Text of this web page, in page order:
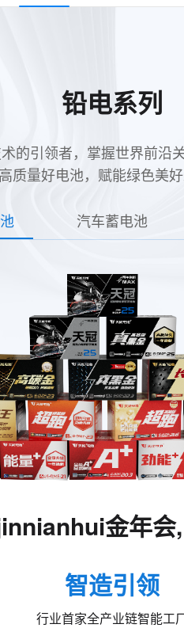
铅电系列
的引领者，掌握世界前沿
高质量好电池，赋能绿色美好
汽车蓄电池
金年会
智造引领
行业首家全产业链智能工